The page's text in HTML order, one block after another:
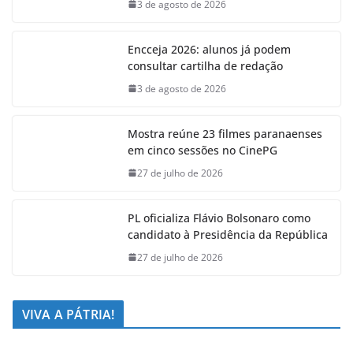
3 de agosto de 2026
Encceja 2026: alunos já podem
consultar cartilha de redação
3 de agosto de 2026
Mostra reúne 23 filmes paranaenses
em cinco sessões no CinePG
27 de julho de 2026
PL oficializa Flávio Bolsonaro como
candidato à Presidência da República
27 de julho de 2026
VIVA A PÁTRIA!